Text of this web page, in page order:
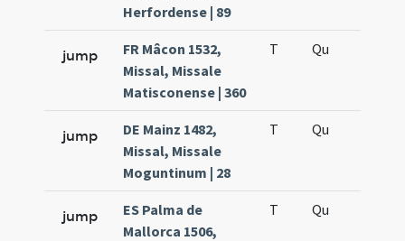
Herfordense | 89
jump
FR Mâcon 1532,
Missal, Missale
Matisconense | 360
T Qu
jump
DE Mainz 1482,
Missal, Missale
Moguntinum | 28
T Qu
jump
ES Palma de
Mallorca 1506,
T Qu